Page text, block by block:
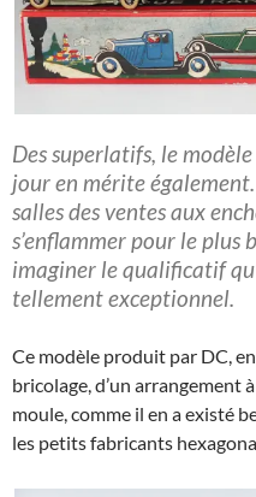
Des superlatifs, le
jour en mérite
salles des ventes aux
s’enflammer pour le plus
imaginer le qualificatif
tellement exceptionnel.
Ce modèle produit par DC,
bricolage, d’un arrangement
moule, comme il en a existé
les petits fabricants